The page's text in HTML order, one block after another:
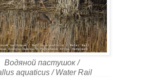
Водяной пастушок /
aquaticus / Water Rail